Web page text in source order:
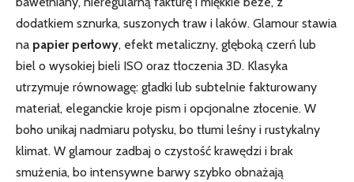
dodatkiem sznurka, suszonych traw i laków. Glamour stawia
na papier perłowy, efekt metaliczny, głęboką czerń lub
biel o wysokiej bieli ISO oraz tłoczenia 3D. Klasyka
utrzymuje równowagę: gładki lub subtelnie fakturowany
materiał, eleganckie kroje pism i opcjonalne złocenie. W
boho unikaj nadmiaru połysku, bo tłumi leśny i rustykalny
klimat. W glamour zadbaj o czystość krawędzi i brak
smużenia, bo intensywne barwy szybko obnażają